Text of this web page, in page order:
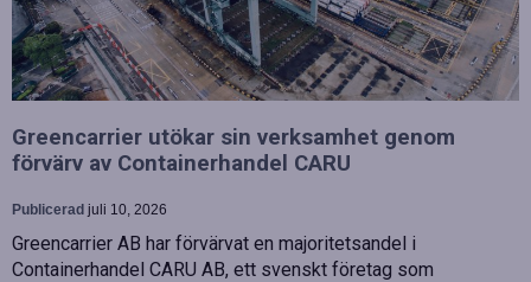
Greencarrier utökar sin verksamhet genom
förvärv av Containerhandel CARU
Publicerad juli 10, 2026
Greencarrier AB har förvärvat en majoritetsandel i
Containerhandel CARU AB, ett svenskt företag som